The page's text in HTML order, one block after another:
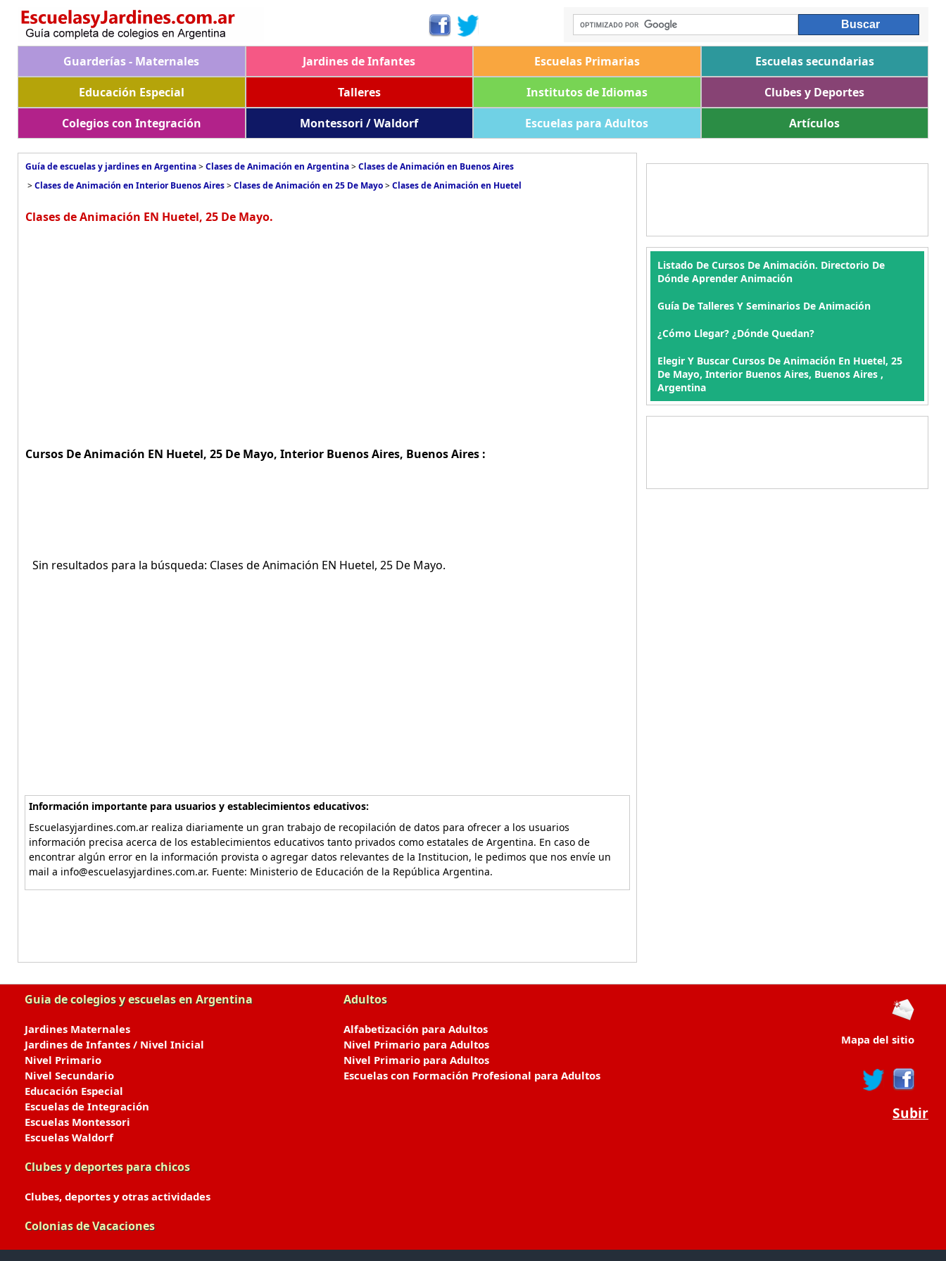
Guarderías - Maternales Jardines de Infantes Escuelas Primarias
Escuelas secundarias
Educación Especial
Talleres Institutos de Idiomas
Clubes y Deportes
Colegios con Integración
Montessori / Waldorf Escuelas para Adultos Artículos
Guía de escuelas y jardines en Argentina>Clases de Animación en Argentina>Clases de Animación en Buenos Aires
>Clases de Animación en Interior Buenos Aires>Clases de Animación en 25 De Mayo>Clases de Animación en Huetel
Clases de Animación EN Huetel, 25 De Mayo.
Cursos De Animación EN Huetel, 25 De Mayo, Interior Buenos Aires, Buenos Aires :
Sin resultados para la búsqueda: Clases de Animación EN Huetel, 25 De Mayo.
Información importante para usuarios y establecimientos educativos:
Escuelasyjardines.com.ar realiza diariamente un gran trabajo de recopilación de datos para ofrecer a los usuarios
información precisa acerca de los establecimientos educativos tanto privados como estatales de Argentina. En caso de
encontrar algún error en la información provista o agregar datos relevantes de la Institucion, le pedimos que nos envíe un
mail a info@escuelasyjardines.com.ar. Fuente: Ministerio de Educación de la República Argentina.
Listado De Cursos De Animación. Directorio De
Dónde Aprender Animación
Guía De Talleres Y Seminarios De Animación
¿Cómo Llegar? ¿Dónde Quedan?
Elegir Y Buscar Cursos De Animación En Huetel, 25
De Mayo, Interior Buenos Aires, Buenos Aires ,
Argentina
Guia de colegios y escuelas en Argentina
Jardines Maternales
Jardines de Infantes / Nivel Inicial
Nivel Primario
Nivel Secundario
Educación Especial
Escuelas de Integración
Escuelas Montessori
Escuelas Waldorf
Clubes y deportes para chicos
Clubes, deportes y otras actividades
Colonias de Vacaciones
Adultos
Alfabetización para Adultos
Nivel Primario para Adultos
Nivel Primario para Adultos
Escuelas con Formación Profesional para Adultos
Mapa del sitio
Subir